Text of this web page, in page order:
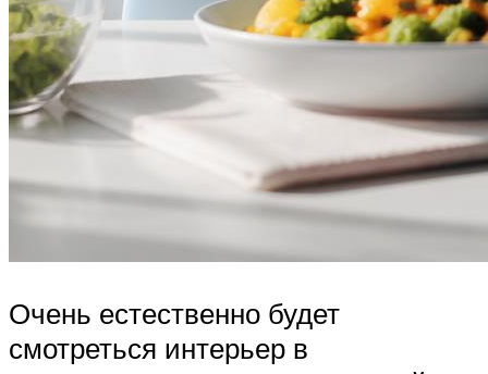
Очень естественно будет
смотреться интерьер в